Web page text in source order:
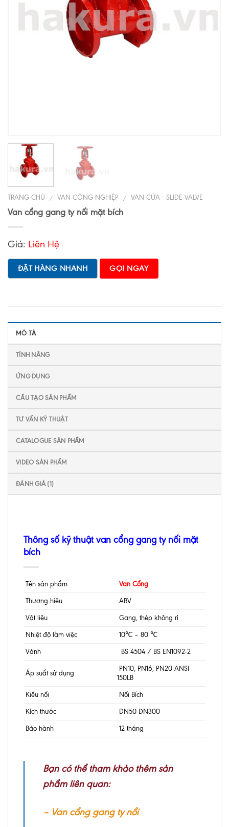
TRANG CHỦ / VAN CÔNG NGHIỆP / VAN CỬA - SLIDE VALVE
Van cổng gang ty nối mặt bích
Giá: Liên Hệ
ĐẶT HÀNG NHANH GỌI NGAY
MÔ TẢ
TÍNH NĂNG
ỨNG DỤNG
CẤU TẠO SẢN PHẨM
TƯ VẤN KỸ THUẬT
CATALOGUE SẢN PHẨM
VIDEO SẢN PHẨM
ĐÁNH GIÁ (1)
Thông số kỹ thuật van cổng gang ty nối mặt
bích
Tên sản phẩm
Van Cổng
Thương hiệu
ARV
Vật liệu
Gang, thép không rỉ
Nhiệt độ làm việc
10℃ – 80 ℃
Vành
BS 4504 / BS EN1092-2
Áp suất sử dụng
PN10, PN16, PN20 ANSI
150LB
Kiểu nối
Nối Bích
Kích thước
DN50-DN300
Bảo hành
12 tháng
Bạn có thể tham khảo thêm sản
phẩm liên quan:
– Van cổng gang ty nổi